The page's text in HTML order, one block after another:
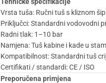
Vrsta tuša: Ručni tuš s kliznom
Priključci: Standardni vodovodni
Radni tlak: 1–10 bar
Namjena: Tuš kabine i kade u
Kompatibilnost: Standardni tuš
Certifikati / standardi: CE / ISO
Preporučena primjena